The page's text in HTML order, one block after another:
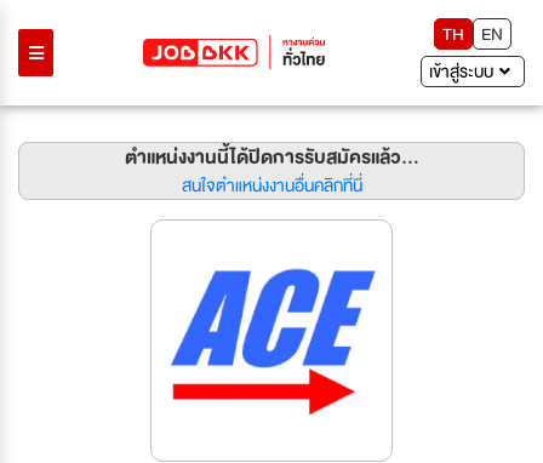
TH
EN
เข้าสู่ระบบ
ตำแหน่งงานนี้ได้ปิดการรับสมัครแล้ว...
สนใจตำแหน่งงานอื่นคลิกที่นี่